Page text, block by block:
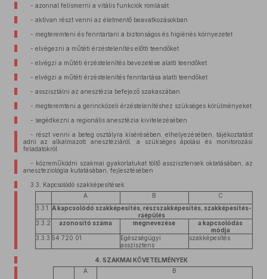
- azonnal felismerni a vitális funkciók romlását
- aktívan részt venni az életmentő beavatkozásokban
- megteremteni és fenntartani a biztonságos és higiénés környezetet
- elvégezni a műtéti érzéstelenítés előtti teendőket
- elvégzi a műtéti érzéstelenítés bevezetése alatti teendőket
- elvégzi a műtéti érzéstelenítés fenntartása alatti teendőket
- asszisztálni az anesztézia befejező szakaszában
- megteremteni a gerincközeli érzéstelenítéshez szükséges körülményeket
- segédkezni a regionális anesztézia kivitelezésében
- részt venni a beteg osztályra kísérésében, elhelyezésében, tájékoztatást
adni az alkalmazott anesztéziáról, a szükséges ápolási és monitorozási
feladatokról
- közreműködni szakmai gyakorlatukat töltő asszisztensek oktatásában, az
aneszteziológia kutatásában, fejlesztésében
3.3. Kapcsolódó szakképesítések
A
B
C
3.3.1. A kapcsolódó szakképesítés, részszakképesítés, szakképesítés-
ráépülés
3.3.2
azonosító száma megnevezése
a kapcsolódás
módja
3.3.3 54 720 01
Egészségügyi
asszisztens
szakképesítés
4. SZAKMAI KÖVETELMÉNYEK
A
B